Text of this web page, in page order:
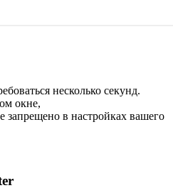
несколько секунд.
окне,
запрещено в настройках вашего